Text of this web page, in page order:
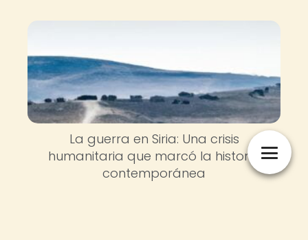
La guerra en Siria: Una crisis
humanitaria que marcó la historia
contemporánea